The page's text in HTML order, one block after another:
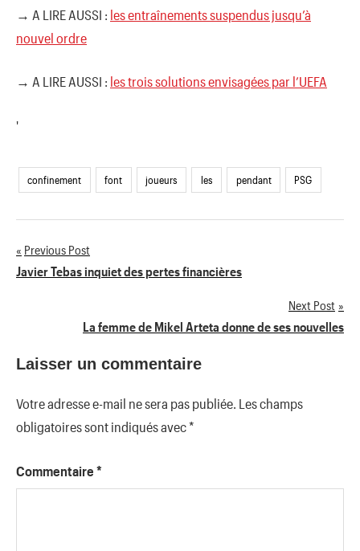
→ A LIRE AUSSI : les entraînements suspendus jusqu’à
nouvel ordre
→ A LIRE AUSSI : les trois solutions envisagées par l’UEFA
'
confinement font joueurs les pendant PSG
Navigation
Previous Post
Javier Tebas inquiet des pertes financières
Next Post
La femme de Mikel Arteta donne de ses nouvelles
Laisser un commentaire
Votre adresse e-mail ne sera pas publiée. Les champs
obligatoires sont indiqués avec*
Commentaire *